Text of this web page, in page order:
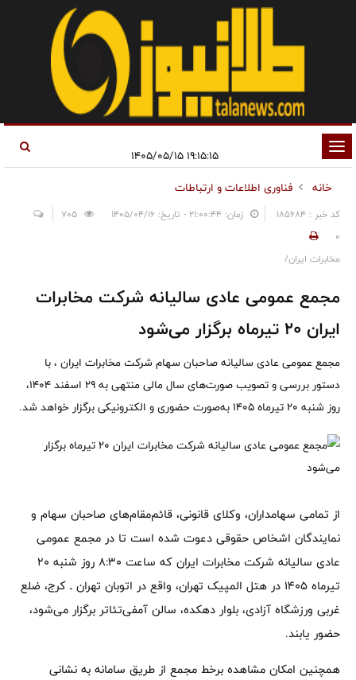
تغییر
وضعیت
ناوبری
۱۹:۱۵:۱۵ ۱۴۰۵/۰۵/۱۵
خانه
فناوری اطلاعات و ارتباطات
کد خبر : 185684 زمان: ۲۱:۰۰:۴۴ - تاریخ: ۱۴۰۵/۰۴/۱۶
0
مخابرات ایران/
مجمع عمومی عادی سالیانه شرکت مخابرات
ایران ۲۰ تیرماه برگزار می‌شود
مجمع عمومی عادی سالیانه صاحبان سهام شرکت مخابرات ایران ، با
دستور بررسی و تصویب صورت‌های سال مالی منتهی به ۲۹ اسفند ۱۴۰۴،
روز شنبه ۲۰ تیرماه ۱۴۰۵ به‌صورت حضوری و الکترونیکی برگزار خواهد شد.
از تمامی سهامداران، وکلای قانونی، قائم‌مقام‌های صاحبان سهام و
نمایندگان اشخاص حقوقی دعوت شده است تا در مجمع عمومی
عادی سالیانه شرکت مخابرات ایران که ساعت 8:30 روز شنبه 20
تیرماه 1405 در هتل المپیک تهران، واقع در اتوبان تهران ـ کرج، ضلع
غربی ورزشگاه آزادی، بلوار دهکده، سالن آمفی‌تئاتر برگزار می‌شود،
حضور یابند.
همچنین امکان مشاهده برخط مجمع از طریق سامانه به نشانی